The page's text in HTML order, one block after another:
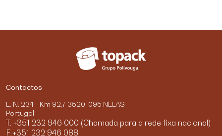
Contactos
E. N. 234 - Km 92,7 3520-095 NELAS
Portugal
T. +351 232 946 000 (Chamada para a rede fixa nacional)
F. +351 232 946 088